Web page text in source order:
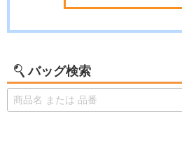
バッグ検索